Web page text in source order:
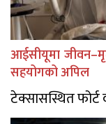
आईसीयूमा
सहयोगको अपिल
टेक्सासस्थित फोर्ट